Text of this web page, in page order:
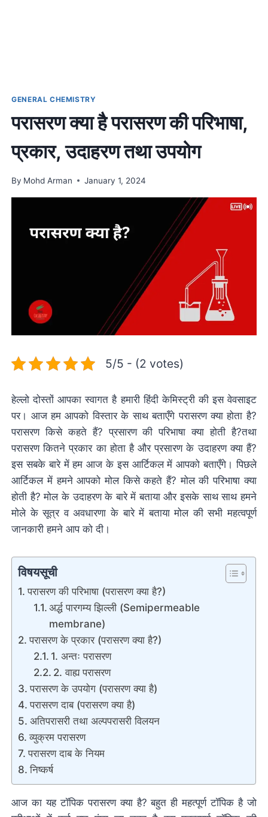
GENERAL CHEMISTRY
परासरण क्या है परासरण की परिभाषा,
प्रकार, उदाहरण तथा उपयोग
By Mohd Arman January 1, 2024
5/5 - (2 votes)
हेल्लो दोस्तों आपका स्वागत है हमारी हिंदी केमिस्ट्री की इस वेवसाइट
पर। आज हम आपको विस्तार के साथ बताएँगे परासरण क्या होता है?
परासरण किसे कहते हैं? प्रसारण की परिभाषा क्या होती है?तथा
परासरण कितने प्रकार का होता है और प्रसारण के उदाहरण क्या हैं?
इस सबके बारे में हम आज के इस आर्टिकल में आपको बताएँगे। पिछले
आर्टिकल में हमने आपको मोल किसे कहते हैं? मोल की परिभाषा क्या
होती है? मोल के उदाहरण के बारे में बताया और इसके साथ साथ हमने
मोले के सूत्र व अवधारणा के बारे में बताया मोल की सभी महत्वपूर्ण
जानकारी हमने आप को दी।
विषयसूची
परासरण की परिभाषा (परासरण क्या है?)
अर्द्ध पारगम्य झिल्ली (Semipermeable
membrane)
परासरण के प्रकार (परासरण क्या है?)
1. अन्तः परासरण
2. वाह्य परासरण
परासरण के उपयोग (परासरण क्या है)
परासरण दाब (परासरण क्या है)
अतिपरासरी तथा अल्पपरासरी विलयन
व्युक्रम परासरण
परासरण दाब के नियम
निष्कर्ष
आज का यह टॉपिक परासरण क्या है? बहुत ही महत्पूर्ण टॉपिक है जो